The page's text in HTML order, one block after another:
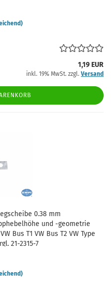
1,19 EUR
inkl. 19% MwSt. zzgl. Versand
0.38 mm
und -geometrie
Bus T1 VW Bus T2 VW Type
21-2315-7